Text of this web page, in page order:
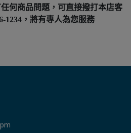
何商品問題，可直接撥打本店客
1234，將有專人為您服務